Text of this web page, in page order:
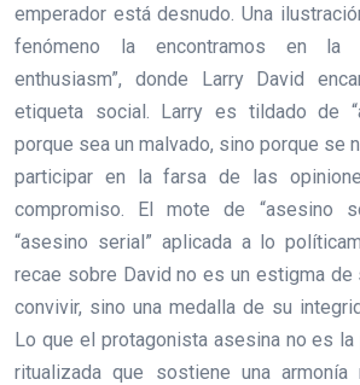
emperador está desnudo. Una
fenómeno la encontramos en la
enthusiasm”, donde Larry David
etiqueta social. Larry es tildado de
porque sea un malvado, sino porque se
participar en la farsa de las
compromiso. El mote de “asesino
“asesino serial” aplicada a lo
recae sobre David no es un estigma de
convivir, sino una medalla de su
Lo que el protagonista asesina no es
ritualizada que sostiene una armonía